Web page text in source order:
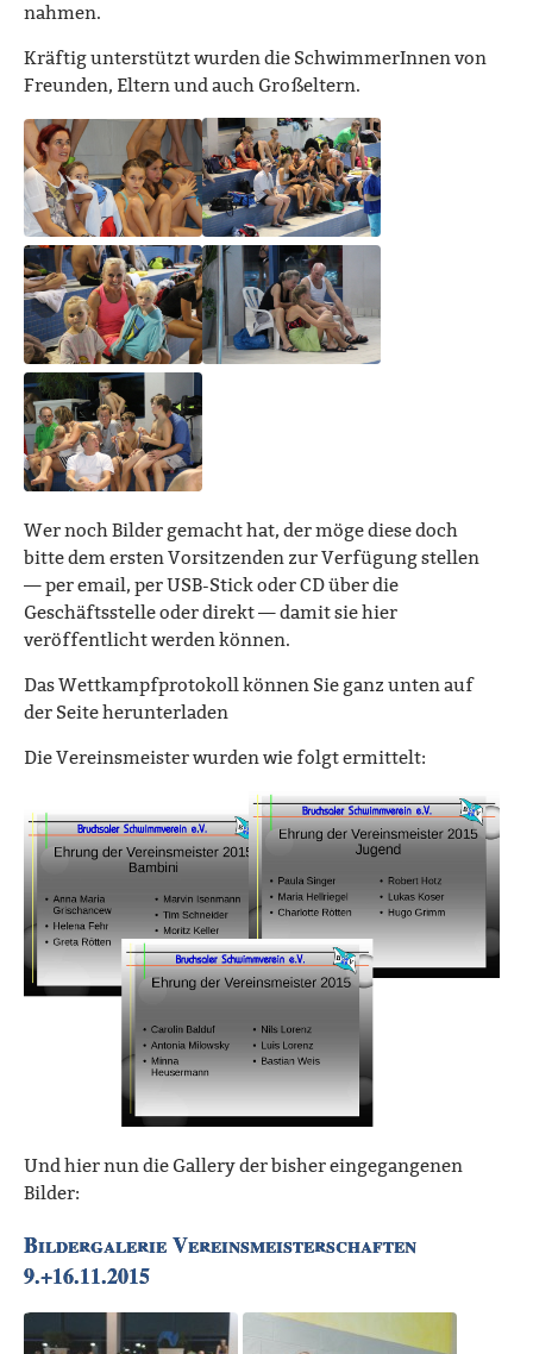
nahmen.
Kräftig unterstützt wurden die SchwimmerInnen von
Freunden, Eltern und auch Großeltern.
Wer noch Bilder gemacht hat, der möge diese doch
bitte dem ersten Vorsitzenden zur Verfügung stellen
— per email, per USB-Stick oder CD über die
Geschäftsstelle oder direkt — damit sie hier
veröffentlicht werden können.
Das Wettkampfprotokoll können Sie ganz unten auf
der Seite herunterladen
Die Vereinsmeister wurden wie folgt ermittelt:
Und hier nun die Gallery der bisher eingegangenen
Bilder:
Bildergalerie Vereinsmeisterschaften
9.+16.11.2015